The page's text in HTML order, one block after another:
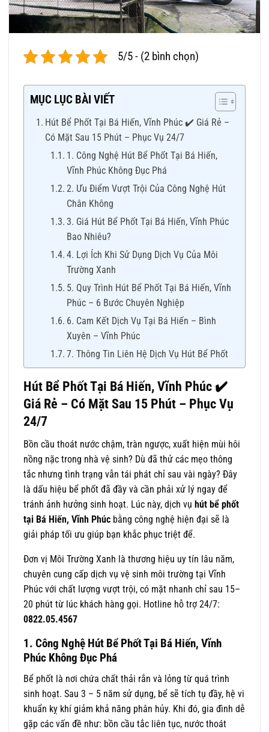
5/5 - (2 bình chọn)
MỤC LỤC BÀI VIẾT
Hút Bể Phốt Tại Bá Hiến, Vĩnh Phúc ✔️ Giá Rẻ –
Có Mặt Sau 15 Phút – Phục Vụ 24/7
1. Công Nghệ Hút Bể Phốt Tại Bá Hiến,
Vĩnh Phúc Không Đục Phá
2. Ưu Điểm Vượt Trội Của Công Nghệ Hút
Chân Không
3. Giá Hút Bể Phốt Tại Bá Hiến, Vĩnh Phúc
Bao Nhiêu?
4. Lợi Ích Khi Sử Dụng Dịch Vụ Của Môi
Trường Xanh
5. Quy Trình Hút Bể Phốt Tại Bá Hiến, Vĩnh
Phúc – 6 Bước Chuyên Nghiệp
6. Cam Kết Dịch Vụ Tại Bá Hiến – Bình
Xuyên – Vĩnh Phúc
7. Thông Tin Liên Hệ Dịch Vụ Hút Bể Phốt
Hút Bể Phốt Tại Bá Hiến, Vĩnh Phúc ✔️
Giá Rẻ – Có Mặt Sau 15 Phút – Phục Vụ
24/7
Bồn cầu thoát nước chậm, tràn ngược, xuất hiện mùi hôi
nồng nặc trong nhà vệ sinh? Dù đã thử các mẹo thông
tắc nhưng tình trạng vẫn tái phát chỉ sau vài ngày? Đây
là dấu hiệu bể phốt đã đầy và cần phải xử lý ngay để
tránh ảnh hưởng sinh hoạt. Lúc này, dịch vụ hút bể phốt
tại Bá Hiến, Vĩnh Phúc bằng công nghệ hiện đại sẽ là
giải pháp tối ưu giúp bạn khắc phục triệt để.
Đơn vị Môi Trường Xanh là thương hiệu uy tín lâu năm,
chuyên cung cấp dịch vụ vệ sinh môi trường tại Vĩnh
Phúc với chất lượng vượt trội, có mặt nhanh chỉ sau 15–
20 phút từ lúc khách hàng gọi. Hotline hỗ trợ 24/7:
0822.05.4567
1. Công Nghệ Hút Bể Phốt Tại Bá Hiến, Vĩnh
Phúc Không Đục Phá
Bể phốt là nơi chứa chất thải rắn và lỏng từ quá trình
sinh hoạt. Sau 3 – 5 năm sử dụng, bể sẽ tích tụ đầy, hệ vi
khuẩn kỵ khí giảm khả năng phân hủy. Khi đó, gia đình dễ
gặp các vấn đề như: bồn cầu tắc liên tục, nước thoát